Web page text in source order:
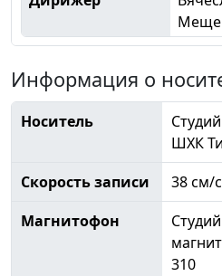
Информация о
Носитель
ШХК
Скорость записи
38 см/с
Магнитофон
310